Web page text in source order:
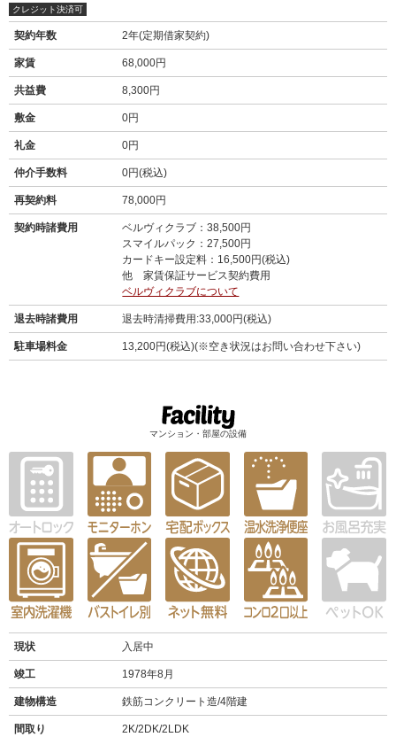
クレジット決済可
契約年数 2年(定期借家契約)
家賃 68,000円
共益費 8,300円
敷金 0円
礼金 0円
仲介手数料 0円(税込)
再契約料 78,000円
契約時諸費用
ベルヴィクラブ：38,500円
スマイルパック：27,500円
カードキー設定料：16,500円(税込)
他 家賃保証サービス契約費用
ベルヴィクラブについて
退去時諸費用 退去時清掃費用:33,000円(税込)
駐車場料金 13,200円(税込)(※空き状況はお問い合わせ下さい)
マンション・部屋の設備
現状 入居中
竣工 1978年8月
建物構造 鉄筋コンクリート造/4階建
間取り 2K/2DK/2LDK